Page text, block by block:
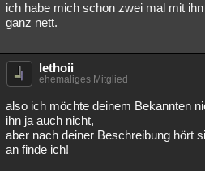
ich habe mich schon zwei mal mit
ganz nett.
lethoii
ehemaliges Mitglied
also ich möchte deinem Bekannten
ihn ja auch nicht,
aber nach deiner Beschreibung hört
an finde ich!